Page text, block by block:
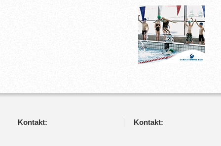
Kontakt: Kontakt: